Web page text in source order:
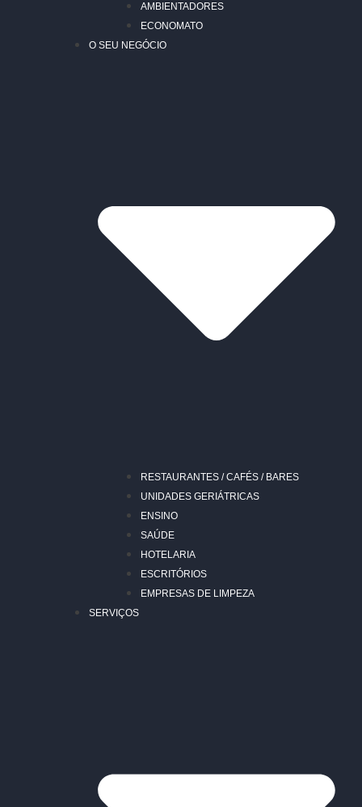
AMBIENTADORES
ECONOMATO
O SEU NEGÓCIO
RESTAURANTES / CAFÉS / BARES
UNIDADES GERIÁTRICAS
ENSINO
SAÚDE
HOTELARIA
ESCRITÓRIOS
EMPRESAS DE LIMPEZA
SERVIÇOS